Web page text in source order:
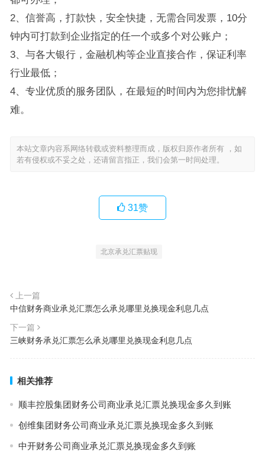
2、信誉高，打款快，安全快捷，无需合同发票，10分
钟内可打款到企业指定的任一个或多个对公账户；
3、与各大银行，金融机构等企业直接合作，保证利率
行业最低；
4、专业优质的服务团队，在最短的时间内为您排忧解
难。
本站文章内容系网络转载或资料整理而成，版权归原作者所有 ，如
若有侵权或不妥之处，还请留言指正，我们会第一时间处理。
31赞
北京承兑汇票贴现
上一篇
中信财务商业承兑汇票怎么承兑哪里兑换现金利息几点
下一篇
三峡财务承兑汇票怎么承兑哪里兑换现金利息几点
相关推荐
顺丰控股集团财务公司商业承兑汇票兑换现金多久到账
创维集团财务公司商业承兑汇票兑换现金多久到账
中开财务公司商业承兑汇票兑换现金多久到账